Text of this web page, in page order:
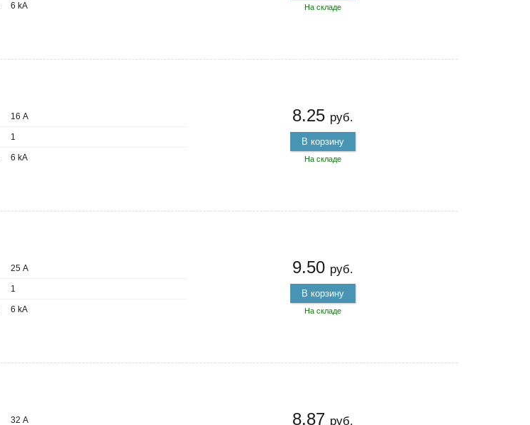
6 kA На складе
16 А
1
6 kA
8.25 руб.
В корзину
На складе
25 А
1
6 kA
9.50 руб.
В корзину
На складе
32 А 8.87 руб.